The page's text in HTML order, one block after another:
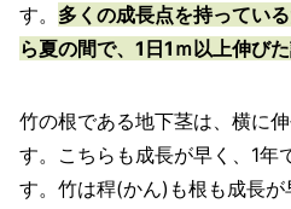
す。 多くの成長点を持ってい
ら夏の間で、1日1ｍ以上伸び
竹の根である地下茎は、横に
す。こちらも成長が早く、1年
す。竹は稈(かん)も根も成長